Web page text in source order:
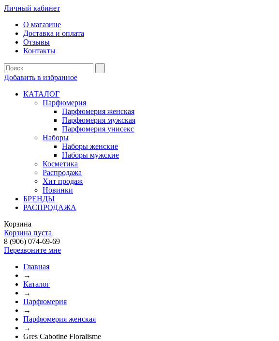
Личный кабинет
О магазине
Доставка и оплата
Отзывы
Контакты
Добавить в избранное
КАТАЛОГ
Парфюмерия
Парфюмерия женская
Парфюмерия мужская
Парфюмерия унисекс
Наборы
Наборы женские
Наборы мужские
Косметика
Распродажа
Хит продаж
Новинки
БРЕНДЫ
РАСПРОДАЖА
Корзина
Корзина пуста
8 (906) 074-69-69
Перезвоните мне
Главная
→
Каталог
→
Парфюмерия
→
Парфюмерия женская
→
Gres Cabotine Floralisme